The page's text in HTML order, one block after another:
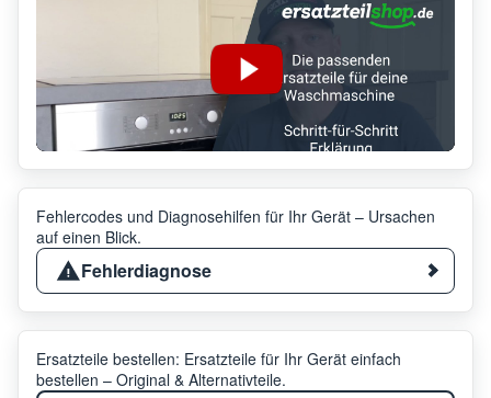
Fehlercodes und Diagnosehilfen für Ihr Gerät – Ursachen
auf einen Blick.
Fehlerdiagnose
Ersatzteile bestellen: Ersatzteile für Ihr Gerät einfach
bestellen – Original & Alternativteile.